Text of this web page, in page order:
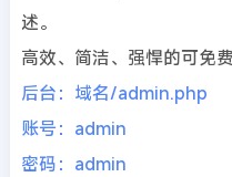
述。
高效、简洁、强悍的可免
后台：域名/admin.php
账号：admin
密码：admin